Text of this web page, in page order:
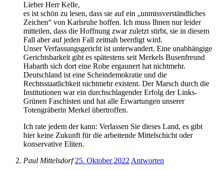
Lieber Herr Kelle,
es ist schön zu lesen, dass sie auf ein „unmissverständliches
Zeichen“ von Karlsruhe hoffen. Ich muss Ihnen nur leider
mitteilen, dass die Hoffnung zwar zuletzt stirbt, sie in diesem
Fall aber auf jeden Fall zeitnah beerdigt wird.
Unser Verfassungsgericht ist unterwandert. Eine unabhängige
Gerichtsbarkeit gibt es spätestens seit Merkels Busenfreund
Habarth sich dort eine Robe ergaunert hat nichtmehr.
Deutschland ist eine Scheindemokratie und die
Rechtsstaatlichkeit nichtmehr existent. Der Marsch durch die
Institutionen war ein durchschlagender Erfolg der Links-
Grünen Faschisten und hat alle Erwartungen unserer
Totengräberin Merkel übertroffen.
Ich rate jedem der kann: Verlassen Sie dieses Land, es gibt
hier keine Zukunft für die arbeitende Mittelschicht oder
konservative Eliten.
Paul Mittelsdorf 25. Oktober 2022Antworten